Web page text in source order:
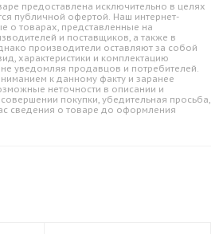
предоставлена исключительно в целях
публичной офертой. Наш интернет-
о товарах, представленные на
и поставщиков, а также в
производители оставляют за собой
характеристики и комплектацию
уведомляя продавцов и потребителей.
к данному факту и заранее
неточности в описании и
покупки, убедительная просьба,
сведения о товаре до оформления